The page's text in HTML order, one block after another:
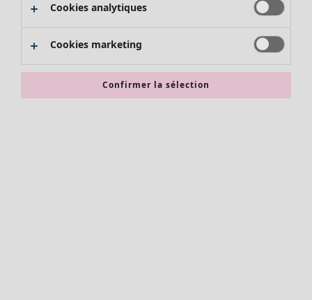
Promos SOLDES
Les promos de Gudrun Sjödén
Nouvel arrivage
Bonnes affaires en soldes - jusqu'à -70
Cookies analytiques
Cookies marketing
Confirmer la sélection